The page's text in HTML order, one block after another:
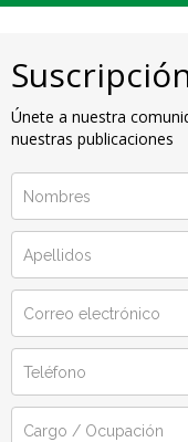
Únete a nuestra
nuestras publicaciones